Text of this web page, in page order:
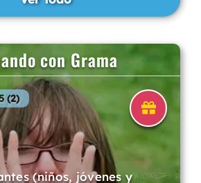
con Grama
(2)
(niños, jóvenes y